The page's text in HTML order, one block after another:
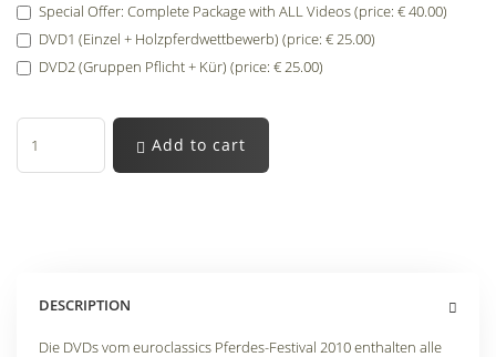
Special Offer: Complete Package with ALL Videos (price: € 40.00)
DVD1 (Einzel + Holzpferdwettbewerb) (price: € 25.00)
DVD2 (Gruppen Pflicht + Kür) (price: € 25.00)
Add to cart
DESCRIPTION
Die DVDs vom euroclassics Pferdes-Festival 2010 enthalten alle